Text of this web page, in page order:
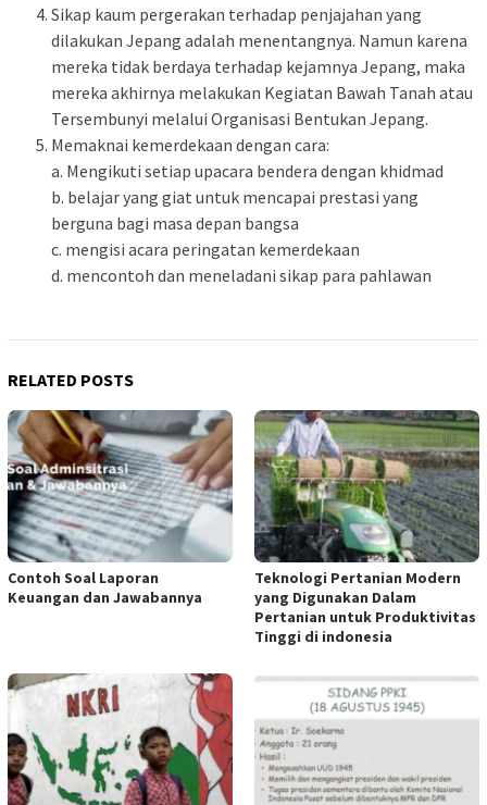
Sikap kaum pergerakan terhadap penjajahan yang
dilakukan Jepang adalah menentangnya. Namun karena
mereka tidak berdaya terhadap kejamnya Jepang, maka
mereka akhirnya melakukan Kegiatan Bawah Tanah atau
Tersembunyi melalui Organisasi Bentukan Jepang.
Memaknai kemerdekaan dengan cara:
a. Mengikuti setiap upacara bendera dengan khidmad
b. belajar yang giat untuk mencapai prestasi yang
berguna bagi masa depan bangsa
c. mengisi acara peringatan kemerdekaan
d. mencontoh dan meneladani sikap para pahlawan
RELATED POSTS
Contoh Soal Laporan
Keuangan dan Jawabannya
Teknologi Pertanian Modern
yang Digunakan Dalam
Pertanian untuk Produktivitas
Tinggi di indonesia